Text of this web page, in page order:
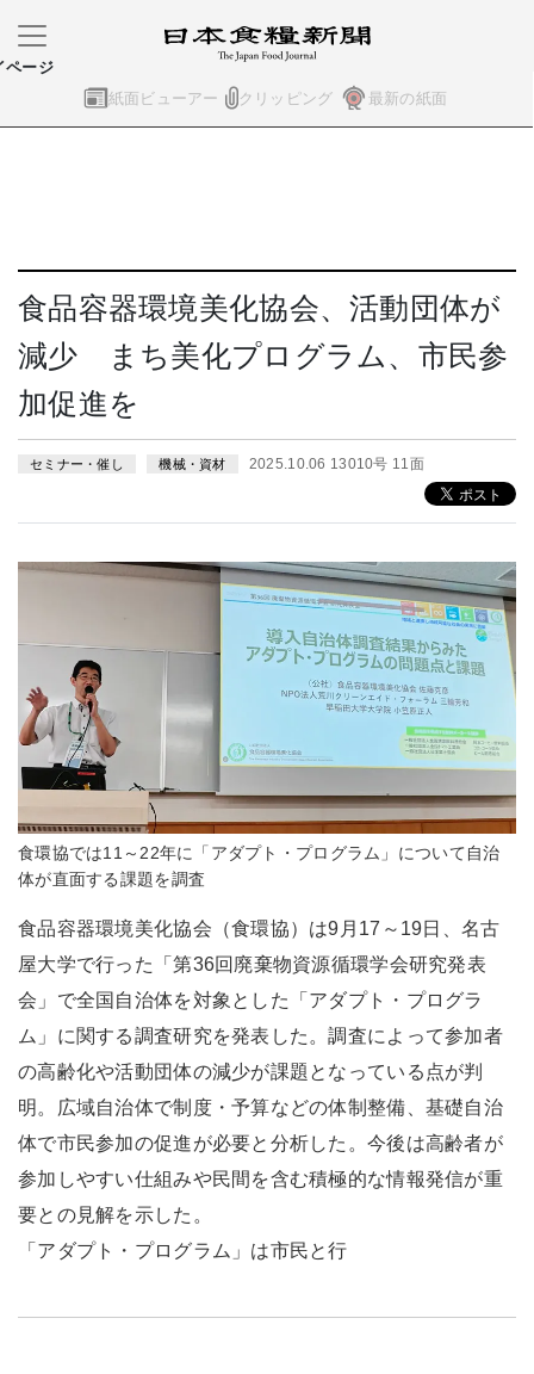
紙面ビューアー クリッピング 最新の紙面
ページ
食品容器環境美化協会、活動団体が
減少 まち美化プログラム、市民参
加促進を
セミナー・催し 機械・資材 2025.10.06 13010号 11面
食環協では11～22年に「アダプト・プログラム」について自治
体が直面する課題を調査
食品容器環境美化協会（食環協）は9月17～19日、名古
屋大学で行った「第36回廃棄物資源循環学会研究発表
会」で全国自治体を対象とした「アダプト・プログラ
ム」に関する調査研究を発表した。調査によって参加者
の高齢化や活動団体の減少が課題となっている点が判
明。広域自治体で制度・予算などの体制整備、基礎自治
体で市民参加の促進が必要と分析した。今後は高齢者が
参加しやすい仕組みや民間を含む積極的な情報発信が重
要との見解を示した。
「アダプト・プログラム」は市民と行